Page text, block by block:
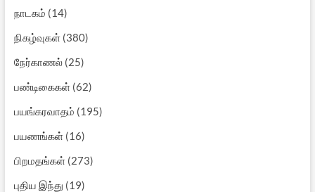
நாடகம் (14)
நிகழ்வுகள்(380)
நேர்காணல்(25)
பண்டிகைகள்(62)
பயங்கரவாதம் (195)
பயணங்கள்(16)
பிறமதங்கள்(273)
புதிய இந்து (19)